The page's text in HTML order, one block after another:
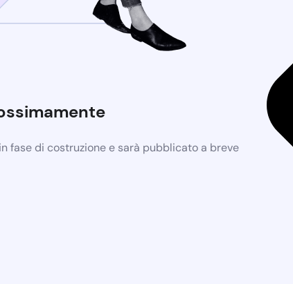
fase di costruzione e sarà pubblicato a breve